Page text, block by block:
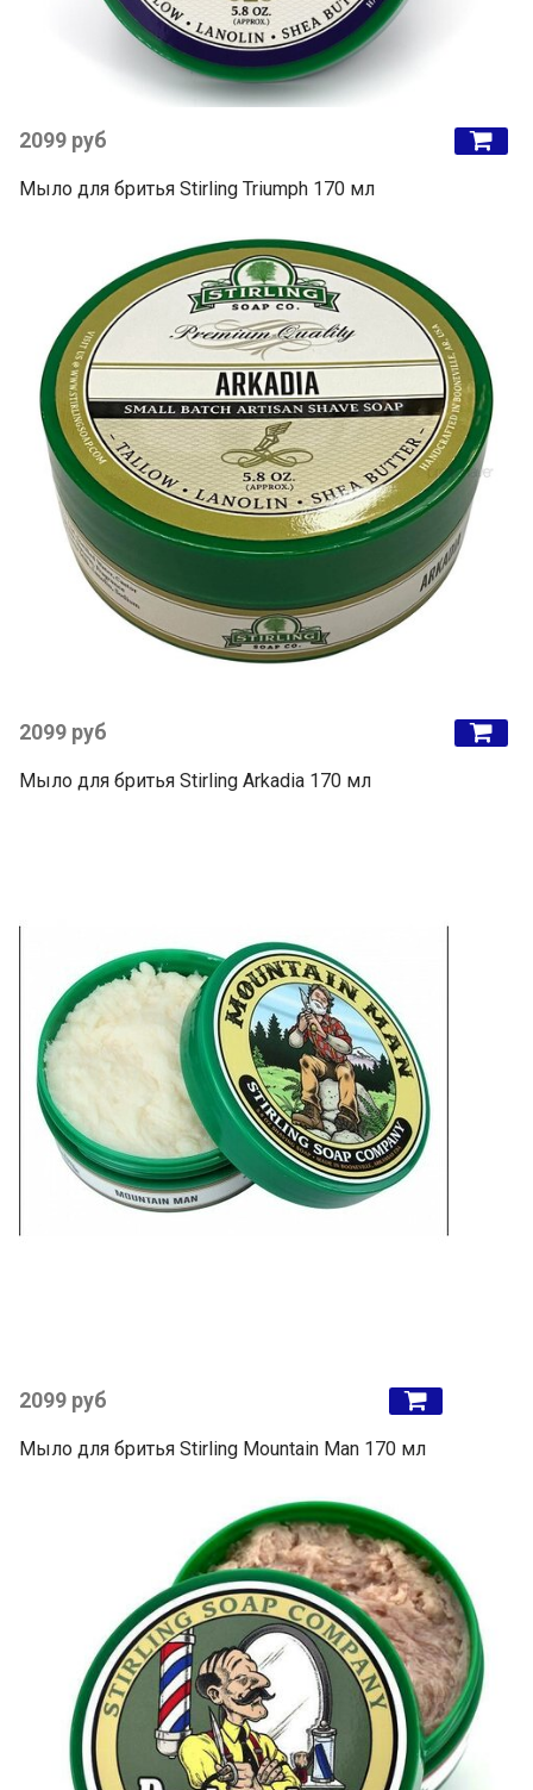
2099 руб
Мыло для бритья Stirling Triumph 170 мл
2099 руб
Мыло для бритья Stirling Arkadia 170 мл
2099 руб
Мыло для бритья Stirling Mountain Man 170 мл